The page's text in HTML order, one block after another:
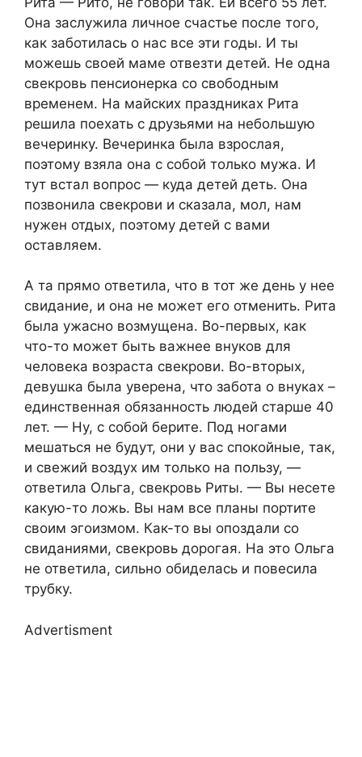
Она заслужила личное счастье после того,
как заботилась о нас все эти годы. И ты
можешь своей маме отвезти детей. Не одна
свекровь пенсионерка со свободным
временем. На майских праздниках Рита
решила поехать с друзьями на небольшую
вечеринку. Вечеринка была взрослая,
поэтому взяла она с собой только мужа. И
тут встал вопрос — куда детей деть. Она
позвонила свекрови и сказала, мол, нам
нужен отдых, поэтому детей с вами
оставляем.
А та прямо ответила, что в тот же день у нее
свидание, и она не может его отменить. Рита
была ужасно возмущена. Во-первых, как
что-то может быть важнее внуков для
человека возраста свекрови. Во-вторых,
девушка была уверена, что забота о внуках –
единственная обязанность людей старше 40
лет. — Ну, с собой берите. Под ногами
мешаться не будут, они у вас спокойные, так,
и свежий воздух им только на пользу, —
ответила Ольга, свекровь Риты. — Вы несете
какую-то ложь. Вы нам все планы портите
своим эгоизмом. Как-то вы опоздали со
свиданиями, свекровь дорогая. На это Ольга
не ответила, сильно обиделась и повесила
трубку.
Advertisment